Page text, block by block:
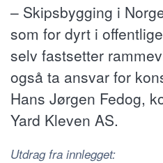
– Skipsbygging i
som for dyrt i
selv fastsetter
også ta ansvar for
Hans Jørgen Fedog,
Yard Kleven AS.
Utdrag fra innlegget: